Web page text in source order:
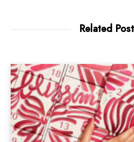
Related